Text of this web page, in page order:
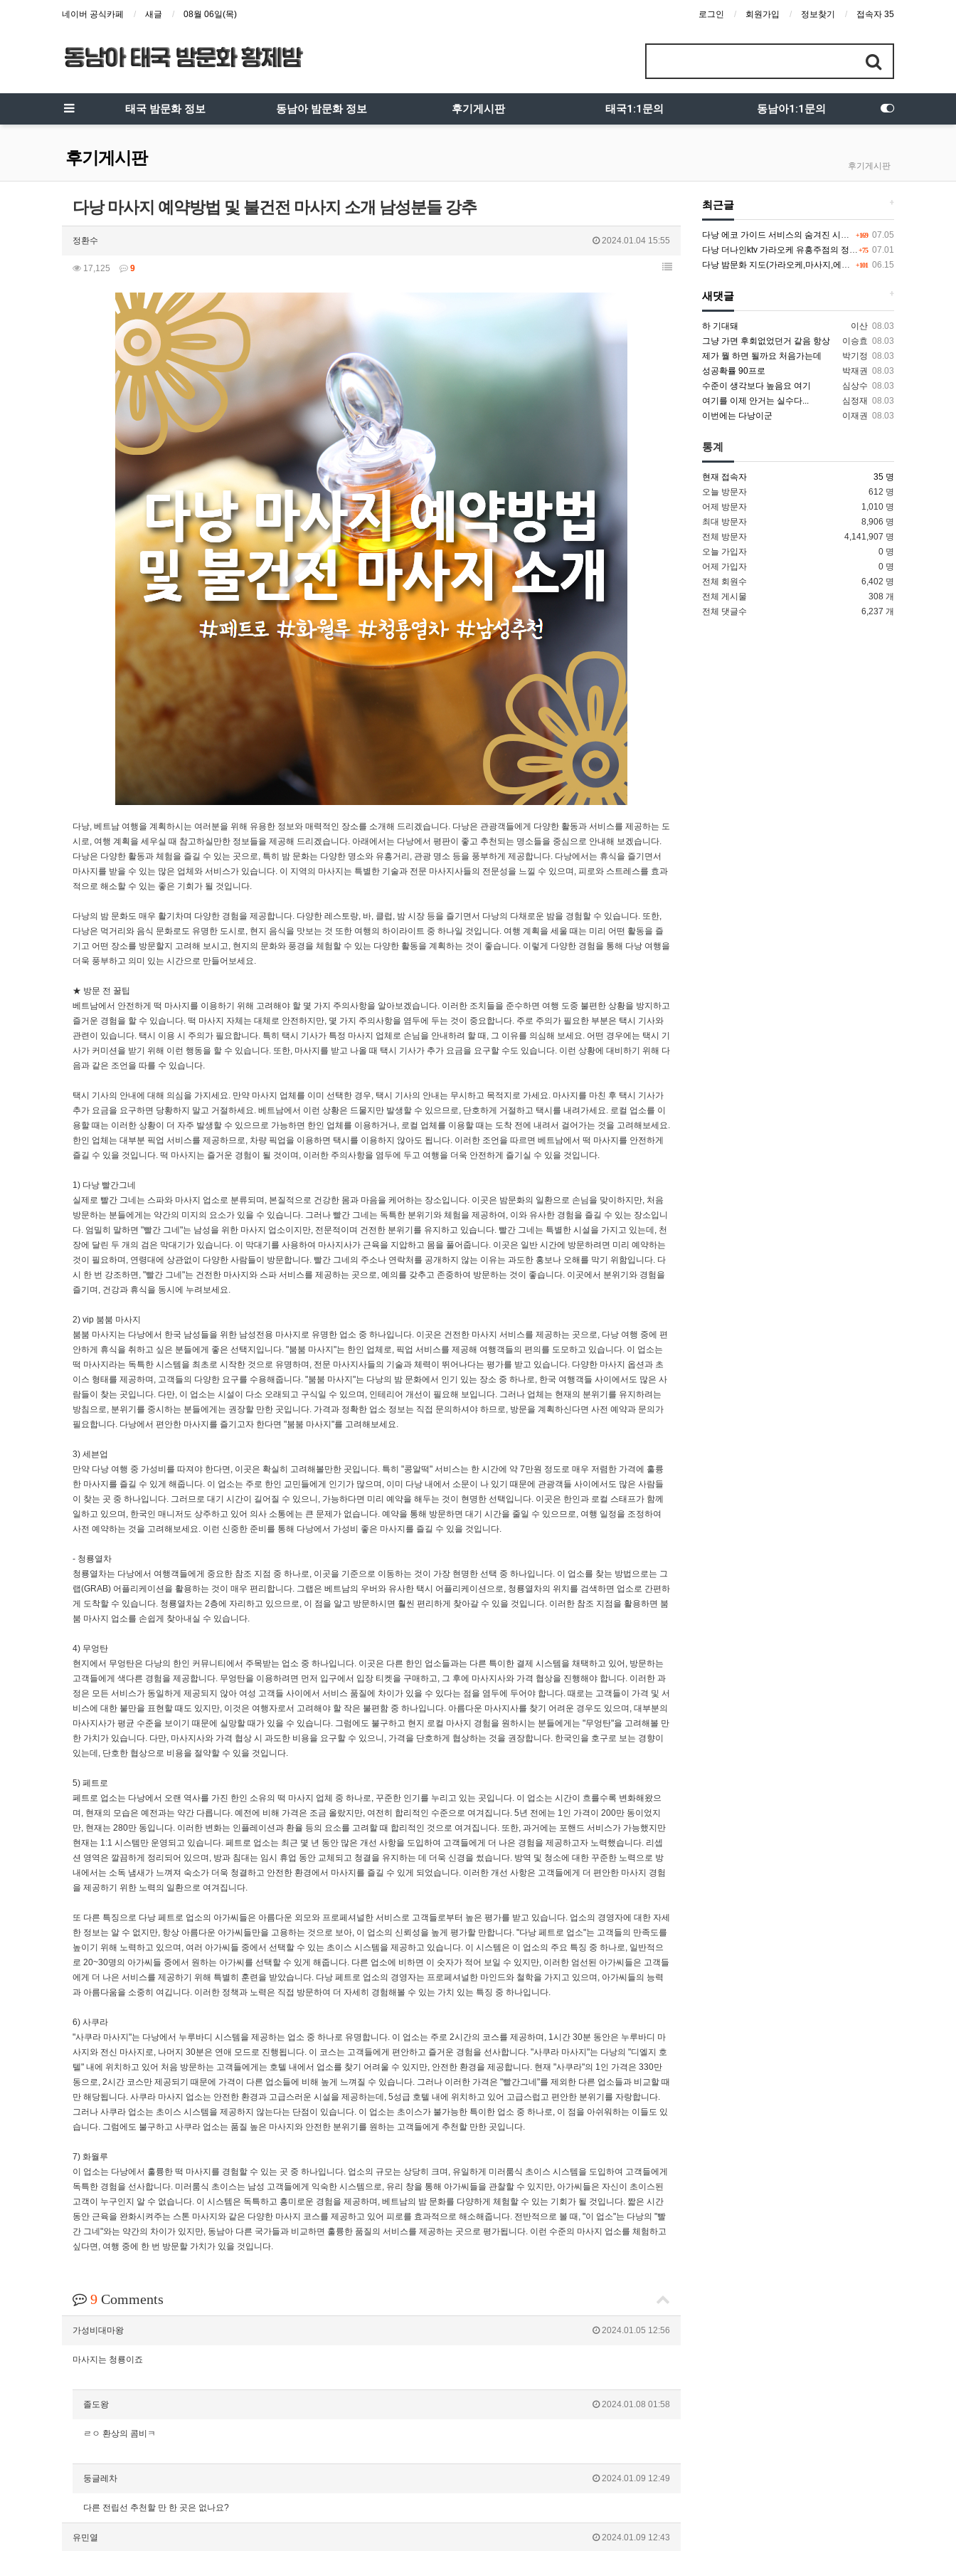
네이버 공식카페 새글 08월 06일(목) 로그인 회원가입 정보찾기 접속자 35
태국 밤문화 정보 동남아 밤문화 정보 후기게시판 태국1:1문의 동남아1:1문의
후기게시판 후기게시판
다낭 마사지 예약방법 및 불건전 마사지 소개 남성분들 강추
정환수 2024.01.04 15:55
17,125 9
다낭, 베트남 여행을 계획하시는 여러분을 위해 유용한 정보와 매력적인 장소를 소개해 드리겠습니다. 다낭은 관광객들에게 다양한 활동과 서비스를 제공하는 도
시로, 여행 계획을 세우실 때 참고하실만한 정보들을 제공해 드리겠습니다. 아래에서는 다낭에서 평판이 좋고 추천되는 명소들을 중심으로 안내해 보겠습니다.
다낭은 다양한 활동과 체험을 즐길 수 있는 곳으로, 특히 밤 문화는 다양한 명소와 유흥거리, 관광 명소 등을 풍부하게 제공합니다. 다낭에서는 휴식을 즐기면서
마사지를 받을 수 있는 많은 업체와 서비스가 있습니다. 이 지역의 마사지는 특별한 기술과 전문 마사지사들의 전문성을 느낄 수 있으며, 피로와 스트레스를 효과
적으로 해소할 수 있는 좋은 기회가 될 것입니다.
다낭의 밤 문화도 매우 활기차며 다양한 경험을 제공합니다. 다양한 레스토랑, 바, 클럽, 밤 시장 등을 즐기면서 다낭의 다채로운 밤을 경험할 수 있습니다. 또한,
다낭은 먹거리와 음식 문화로도 유명한 도시로, 현지 음식을 맛보는 것 또한 여행의 하이라이트 중 하나일 것입니다. 여행 계획을 세울 때는 미리 어떤 활동을 즐
기고 어떤 장소를 방문할지 고려해 보시고, 현지의 문화와 풍경을 체험할 수 있는 다양한 활동을 계획하는 것이 좋습니다. 이렇게 다양한 경험을 통해 다낭 여행을
더욱 풍부하고 의미 있는 시간으로 만들어보세요.
★ 방문 전 꿀팁
베트남에서 안전하게 떡 마사지를 이용하기 위해 고려해야 할 몇 가지 주의사항을 알아보겠습니다. 이러한 조치들을 준수하면 여행 도중 불편한 상황을 방지하고
즐거운 경험을 할 수 있습니다. 떡 마사지 자체는 대체로 안전하지만, 몇 가지 주의사항을 염두에 두는 것이 중요합니다. 주로 주의가 필요한 부분은 택시 기사와
관련이 있습니다. 택시 이용 시 주의가 필요합니다. 특히 택시 기사가 특정 마사지 업체로 손님을 안내하려 할 때, 그 이유를 의심해 보세요. 어떤 경우에는 택시 기
사가 커미션을 받기 위해 이런 행동을 할 수 있습니다. 또한, 마사지를 받고 나올 때 택시 기사가 추가 요금을 요구할 수도 있습니다. 이런 상황에 대비하기 위해 다
음과 같은 조언을 따를 수 있습니다.
택시 기사의 안내에 대해 의심을 가지세요. 만약 마사지 업체를 이미 선택한 경우, 택시 기사의 안내는 무시하고 목적지로 가세요. 마사지를 마친 후 택시 기사가
추가 요금을 요구하면 당황하지 말고 거절하세요. 베트남에서 이런 상황은 드물지만 발생할 수 있으므로, 단호하게 거절하고 택시를 내려가세요. 로컬 업소를 이
용할 때는 이러한 상황이 더 자주 발생할 수 있으므로 가능하면 한인 업체를 이용하거나, 로컬 업체를 이용할 때는 도착 전에 내려서 걸어가는 것을 고려해보세요.
한인 업체는 대부분 픽업 서비스를 제공하므로, 차량 픽업을 이용하면 택시를 이용하지 않아도 됩니다. 이러한 조언을 따르면 베트남에서 떡 마사지를 안전하게
즐길 수 있을 것입니다. 떡 마사지는 즐거운 경험이 될 것이며, 이러한 주의사항을 염두에 두고 여행을 더욱 안전하게 즐기실 수 있을 것입니다.
1) 다낭 빨간그네
실제로 빨간 그네는 스파와 마사지 업소로 분류되며, 본질적으로 건강한 몸과 마음을 케어하는 장소입니다. 이곳은 밤문화의 일환으로 손님을 맞이하지만, 처음
방문하는 분들에게는 약간의 미지의 요소가 있을 수 있습니다. 그러나 빨간 그네는 독특한 분위기와 체험을 제공하여, 이와 유사한 경험을 즐길 수 있는 장소입니
다. 엄밀히 말하면 "빨간 그네"는 남성을 위한 마사지 업소이지만, 전문적이며 건전한 분위기를 유지하고 있습니다. 빨간 그네는 특별한 시설을 가지고 있는데, 천
장에 달린 두 개의 검은 막대기가 있습니다. 이 막대기를 사용하여 마사지사가 근육을 지압하고 몸을 풀어줍니다. 이곳은 일반 시간에 방문하려면 미리 예약하는
것이 필요하며, 연령대에 상관없이 다양한 사람들이 방문합니다. 빨간 그네의 주소나 연락처를 공개하지 않는 이유는 과도한 홍보나 오해를 막기 위함입니다. 다
시 한 번 강조하면, "빨간 그네"는 건전한 마사지와 스파 서비스를 제공하는 곳으로, 예의를 갖추고 존중하여 방문하는 것이 좋습니다. 이곳에서 분위기와 경험을
즐기며, 건강과 휴식을 동시에 누려보세요.
2) vip 붐붐 마사지
붐붐 마사지는 다낭에서 한국 남성들을 위한 남성전용 마사지로 유명한 업소 중 하나입니다. 이곳은 건전한 마사지 서비스를 제공하는 곳으로, 다낭 여행 중에 편
안하게 휴식을 취하고 싶은 분들에게 좋은 선택지입니다. "붐붐 마사지"는 한인 업체로, 픽업 서비스를 제공해 여행객들의 편의를 도모하고 있습니다. 이 업소는
떡 마사지라는 독특한 시스템을 최초로 시작한 것으로 유명하며, 전문 마사지사들의 기술과 체력이 뛰어나다는 평가를 받고 있습니다. 다양한 마사지 옵션과 초
이스 형태를 제공하며, 고객들의 다양한 요구를 수용해줍니다. "붐붐 마사지"는 다낭의 밤 문화에서 인기 있는 장소 중 하나로, 한국 여행객들 사이에서도 많은 사
람들이 찾는 곳입니다. 다만, 이 업소는 시설이 다소 오래되고 구식일 수 있으며, 인테리어 개선이 필요해 보입니다. 그러나 업체는 현재의 분위기를 유지하려는
방침으로, 분위기를 중시하는 분들에게는 권장할 만한 곳입니다. 가격과 정확한 업소 정보는 직접 문의하셔야 하므로, 방문을 계획하신다면 사전 예약과 문의가
필요합니다. 다낭에서 편안한 마사지를 즐기고자 한다면 "붐붐 마사지"를 고려해보세요.
3) 세븐업
만약 다낭 여행 중 가성비를 따져야 한다면, 이곳은 확실히 고려해볼만한 곳입니다. 특히 "콩알떡" 서비스는 한 시간에 약 7만원 정도로 매우 저렴한 가격에 훌륭
한 마사지를 즐길 수 있게 해줍니다. 이 업소는 주로 한인 교민들에게 인기가 많으며, 이미 다낭 내에서 소문이 나 있기 때문에 관광객들 사이에서도 많은 사람들
이 찾는 곳 중 하나입니다. 그러므로 대기 시간이 길어질 수 있으니, 가능하다면 미리 예약을 해두는 것이 현명한 선택입니다. 이곳은 한인과 로컬 스태프가 함께
일하고 있으며, 한국인 매니저도 상주하고 있어 의사 소통에는 큰 문제가 없습니다. 예약을 통해 방문하면 대기 시간을 줄일 수 있으므로, 여행 일정을 조정하여
사전 예약하는 것을 고려해보세요. 이런 신중한 준비를 통해 다낭에서 가성비 좋은 마사지를 즐길 수 있을 것입니다.
- 청룡열차
청룡열차는 다낭에서 여행객들에게 중요한 참조 지점 중 하나로, 이곳을 기준으로 이동하는 것이 가장 현명한 선택 중 하나입니다. 이 업소를 찾는 방법으로는 그
랩(GRAB) 어플리케이션을 활용하는 것이 매우 편리합니다. 그랩은 베트남의 우버와 유사한 택시 어플리케이션으로, 청룡열차의 위치를 검색하면 업소로 간편하
게 도착할 수 있습니다. 청룡열차는 2층에 자리하고 있으므로, 이 점을 알고 방문하시면 훨씬 편리하게 찾아갈 수 있을 것입니다. 이러한 참조 지점을 활용하면 붐
붐 마사지 업소를 손쉽게 찾아내실 수 있습니다.
4) 무엉탄
현지에서 무엉탄은 다낭의 한인 커뮤니티에서 주목받는 업소 중 하나입니다. 이곳은 다른 한인 업소들과는 다른 특이한 결제 시스템을 채택하고 있어, 방문하는
고객들에게 색다른 경험을 제공합니다. 무엉탄을 이용하려면 먼저 입구에서 입장 티켓을 구매하고, 그 후에 마사지사와 가격 협상을 진행해야 합니다. 이러한 과
정은 모든 서비스가 동일하게 제공되지 않아 여성 고객들 사이에서 서비스 품질에 차이가 있을 수 있다는 점을 염두에 두어야 합니다. 때로는 고객들이 가격 및 서
비스에 대한 불만을 표현할 때도 있지만, 이것은 여행자로서 고려해야 할 작은 불편함 중 하나입니다. 아름다운 마사지사를 찾기 어려운 경우도 있으며, 대부분의
마사지사가 평균 수준을 보이기 때문에 실망할 때가 있을 수 있습니다. 그럼에도 불구하고 현지 로컬 마사지 경험을 원하시는 분들에게는 "무엉탄"을 고려해볼 만
한 가치가 있습니다. 다만, 마사지사와 가격 협상 시 과도한 비용을 요구할 수 있으니, 가격을 단호하게 협상하는 것을 권장합니다. 한국인을 호구로 보는 경향이
있는데, 단호한 협상으로 비용을 절약할 수 있을 것입니다.
5) 페트로
페트로 업소는 다낭에서 오랜 역사를 가진 한인 소유의 떡 마사지 업체 중 하나로, 꾸준한 인기를 누리고 있는 곳입니다. 이 업소는 시간이 흐를수록 변화해왔으
며, 현재의 모습은 예전과는 약간 다릅니다. 예전에 비해 가격은 조금 올랐지만, 여전히 합리적인 수준으로 여겨집니다. 5년 전에는 1인 가격이 200만 동이었지
만, 현재는 280만 동입니다. 이러한 변화는 인플레이션과 환율 등의 요소를 고려할 때 합리적인 것으로 여겨집니다. 또한, 과거에는 포핸드 서비스가 가능했지만
현재는 1:1 시스템만 운영되고 있습니다. 페트로 업소는 최근 몇 년 동안 많은 개선 사항을 도입하여 고객들에게 더 나은 경험을 제공하고자 노력했습니다. 리셉
션 영역은 깔끔하게 정리되어 있으며, 방과 침대는 임시 휴업 동안 교체되고 청결을 유지하는 데 더욱 신경을 썼습니다. 방역 및 청소에 대한 꾸준한 노력으로 방
내에서는 소독 냄새가 느껴져 숙소가 더욱 청결하고 안전한 환경에서 마사지를 즐길 수 있게 되었습니다. 이러한 개선 사항은 고객들에게 더 편안한 마사지 경험
을 제공하기 위한 노력의 일환으로 여겨집니다.
또 다른 특징으로 다낭 페트로 업소의 아가씨들은 아름다운 외모와 프로페셔널한 서비스로 고객들로부터 높은 평가를 받고 있습니다. 업소의 경영자에 대한 자세
한 정보는 알 수 없지만, 항상 아름다운 아가씨들만을 고용하는 것으로 보아, 이 업소의 신뢰성을 높게 평가할 만합니다. "다낭 페트로 업소"는 고객들의 만족도를
높이기 위해 노력하고 있으며, 여러 아가씨들 중에서 선택할 수 있는 초이스 시스템을 제공하고 있습니다. 이 시스템은 이 업소의 주요 특징 중 하나로, 일반적으
로 20~30명의 아가씨들 중에서 원하는 아가씨를 선택할 수 있게 해줍니다. 다른 업소에 비하면 이 숫자가 적어 보일 수 있지만, 이러한 엄선된 아가씨들은 고객들
에게 더 나은 서비스를 제공하기 위해 특별히 훈련을 받았습니다. 다낭 페트로 업소의 경영자는 프로페셔널한 마인드와 철학을 가지고 있으며, 아가씨들의 능력
과 아름다움을 소중히 여깁니다. 이러한 정책과 노력은 직접 방문하여 더 자세히 경험해볼 수 있는 가치 있는 특징 중 하나입니다.
6) 사쿠라
"사쿠라 마사지"는 다낭에서 누루바디 시스템을 제공하는 업소 중 하나로 유명합니다. 이 업소는 주로 2시간의 코스를 제공하며, 1시간 30분 동안은 누루바디 마
사지와 전신 마사지로, 나머지 30분은 연애 모드로 진행됩니다. 이 코스는 고객들에게 편안하고 즐거운 경험을 선사합니다. "사쿠라 마사지"는 다낭의 "디엘지 호
텔" 내에 위치하고 있어 처음 방문하는 고객들에게는 호텔 내에서 업소를 찾기 어려울 수 있지만, 안전한 환경을 제공합니다. 현재 "사쿠라"의 1인 가격은 330만
동으로, 2시간 코스만 제공되기 때문에 가격이 다른 업소들에 비해 높게 느껴질 수 있습니다. 그러나 이러한 가격은 "빨간그네"를 제외한 다른 업소들과 비교할 때
만 해당됩니다. 사쿠라 마사지 업소는 안전한 환경과 고급스러운 시설을 제공하는데, 5성급 호텔 내에 위치하고 있어 고급스럽고 편안한 분위기를 자랑합니다.
그러나 사쿠라 업소는 초이스 시스템을 제공하지 않는다는 단점이 있습니다. 이 업소는 초이스가 불가능한 특이한 업소 중 하나로, 이 점을 아쉬워하는 이들도 있
습니다. 그럼에도 불구하고 사쿠라 업소는 품질 높은 마사지와 안전한 분위기를 원하는 고객들에게 추천할 만한 곳입니다.
7) 화월루
이 업소는 다낭에서 훌륭한 떡 마사지를 경험할 수 있는 곳 중 하나입니다. 업소의 규모는 상당히 크며, 유일하게 미러룸식 초이스 시스템을 도입하여 고객들에게
독특한 경험을 선사합니다. 미러룸식 초이스는 남성 고객들에게 익숙한 시스템으로, 유리 창을 통해 아가씨들을 관찰할 수 있지만, 아가씨들은 자신이 초이스된
고객이 누구인지 알 수 없습니다. 이 시스템은 독특하고 흥미로운 경험을 제공하며, 베트남의 밤 문화를 다양하게 체험할 수 있는 기회가 될 것입니다. 짧은 시간
동안 근육을 완화시켜주는 스톤 마사지와 같은 다양한 마사지 코스를 제공하고 있어 피로를 효과적으로 해소해줍니다. 전반적으로 볼 때, "이 업소"는 다낭의 "빨
간 그네"와는 약간의 차이가 있지만, 동남아 다른 국가들과 비교하면 훌륭한 품질의 서비스를 제공하는 곳으로 평가됩니다. 이런 수준의 마사지 업소를 체험하고
싶다면, 여행 중에 한 번 방문할 가치가 있을 것입니다.
9 Comments
가성비대마왕 2024.01.05 12:56
마사지는 청룡이죠
졸도왕 2024.01.08 01:58
ㄹㅇ 환상의 콤비ㅋ
둥글레차 2024.01.09 12:49
다른 전립선 추천할 만 한 곳은 없나요?
유민열 2024.01.09 12:43
+
최근글
+169 07.05
다낭 에코 가이드 서비스의 숨겨진 시스템과 다채로운 인력 풀의 진실
+75 07.01
다낭 더나인ktv 가라오케 유흥주점의 정석을 찾고 있다면 여기
+101 06.15
다낭 밤문화 지도(가라오케,마사지,에코걸,토킹바,클럽) 유흥별 가격 및 후기공유
+
새댓글
이산 08.03
하 기대돼
이승효 08.03
그냥 가면 후회없었던거 같음 항상
박기정 08.03
제가 뭘 하면 될까요 처음가는데
박재권 08.03
성공확률 90프로
심상수 08.03
수준이 생각보다 높음요 여기
심정재 08.03
여기를 이제 안거는 실수다...
이재권 08.03
이번에는 다낭이군
통계
현재 접속자
35 명
오늘 방문자
612 명
어제 방문자
1,010 명
최대 방문자
8,906 명
전체 방문자
4,141,907 명
오늘 가입자
0 명
어제 가입자
0 명
전체 회원수
6,402 명
전체 게시물
308 개
전체 댓글수
6,237 개